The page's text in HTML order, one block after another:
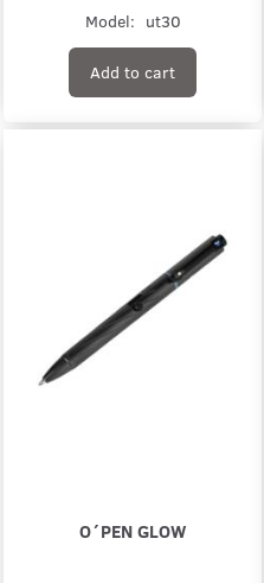
Model: ut30
Add to cart
O´PEN GLOW